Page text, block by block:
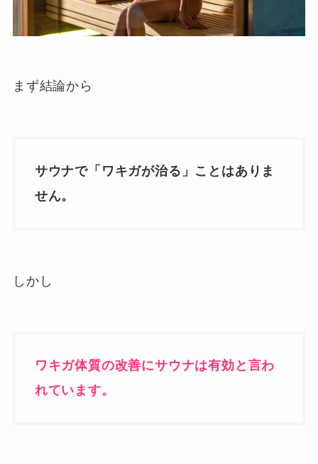
まず結論から
サウナで「ワキガが治る」ことはありま
せん。
しかし
ワキガ体質の改善にサウナは有効と言わ
れています。